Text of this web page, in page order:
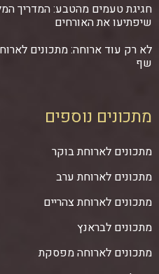
חגיגת טעמים מהטבע: המדריך
שיפתיעו את האורחים
לא רק עוד ארוחה: מתכונים
שף
מתכונים נוספים
מתכונים לארוחת בוקר
מתכונים לארוחת ערב
מתכונים לארוחת צהריים
מתכונים לבראנץ
מתכונים לארוחה מפסקת